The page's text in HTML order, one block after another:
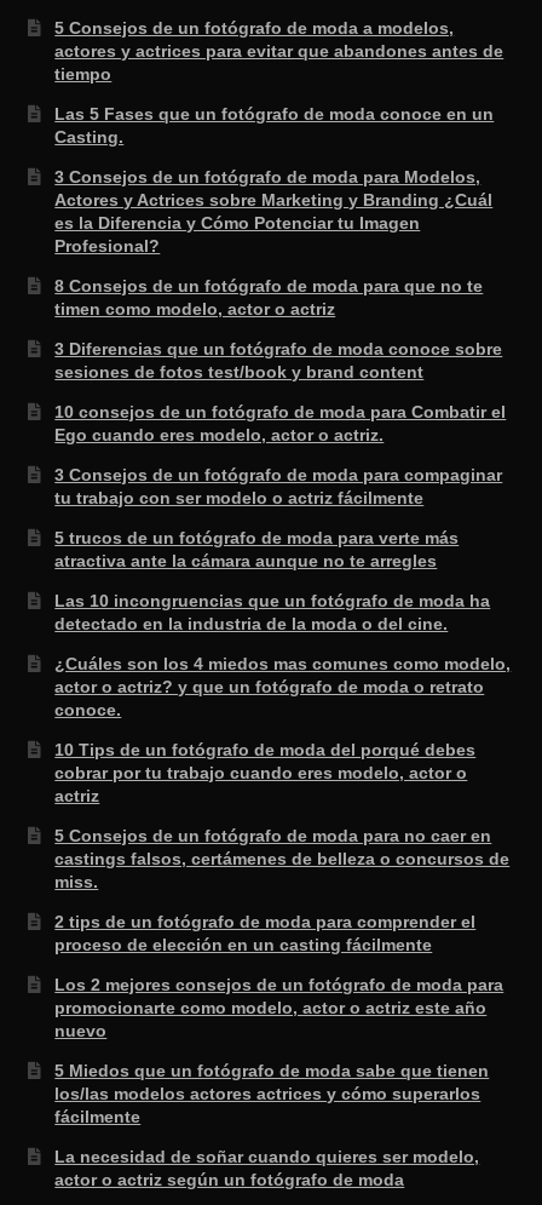
5 Consejos de un fotógrafo de moda a modelos,
actores y actrices para evitar que abandones antes de
tiempo
Las 5 Fases que un fotógrafo de moda conoce en un
Casting.
3 Consejos de un fotógrafo de moda para Modelos,
Actores y Actrices sobre Marketing y Branding ¿Cuál
es la Diferencia y Cómo Potenciar tu Imagen
Profesional?
8 Consejos de un fotógrafo de moda para que no te
timen como modelo, actor o actriz
3 Diferencias que un fotógrafo de moda conoce sobre
sesiones de fotos test/book y brand content
10 consejos de un fotógrafo de moda para Combatir el
Ego cuando eres modelo, actor o actriz.
3 Consejos de un fotógrafo de moda para compaginar
tu trabajo con ser modelo o actriz fácilmente
5 trucos de un fotógrafo de moda para verte más
atractiva ante la cámara aunque no te arregles
Las 10 incongruencias que un fotógrafo de moda ha
detectado en la industria de la moda o del cine.
¿Cuáles son los 4 miedos mas comunes como modelo,
actor o actriz? y que un fotógrafo de moda o retrato
conoce.
10 Tips de un fotógrafo de moda del porqué debes
cobrar por tu trabajo cuando eres modelo, actor o
actriz
5 Consejos de un fotógrafo de moda para no caer en
castings falsos, certámenes de belleza o concursos de
miss.
2 tips de un fotógrafo de moda para comprender el
proceso de elección en un casting fácilmente
Los 2 mejores consejos de un fotógrafo de moda para
promocionarte como modelo, actor o actriz este año
nuevo
5 Miedos que un fotógrafo de moda sabe que tienen
los/las modelos actores actrices y cómo superarlos
fácilmente
La necesidad de soñar cuando quieres ser modelo,
actor o actriz según un fotógrafo de moda